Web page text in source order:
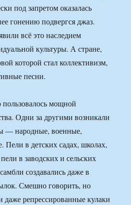
под запретом оказалась
гонению подвергся джаз.
всё это наследием
культуры. А стране,
которой стал коллективизм,
песни.
пользовалось мощной
Одни за другими возникали
— народные, военные,
Пели в детских садах, школах,
в заводских и сельских
создавались даже в
Смешно говорить, но
даже репрессированные кулаки